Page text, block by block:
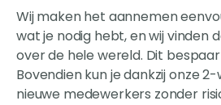
Wij maken het aannemen
wat je nodig hebt, en wij vinden
over de hele wereld. Dit
Bovendien kun je dankzij onze
nieuwe medewerkers zonder